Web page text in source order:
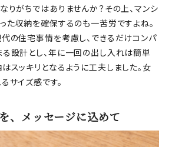
りがちではありませんか？その上、マンシ
た収納を確保するのも一苦労ですよね。
の住宅事情を考慮し、できるだけコンパ
設計とし、年に一回の出し入れは簡単
スッキリとなるように工夫しました。女
サイズ感です。
、メッセージに込めて